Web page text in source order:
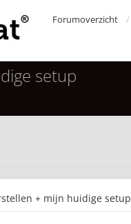
Forumoverzicht
setup
+ mijn huidige setup